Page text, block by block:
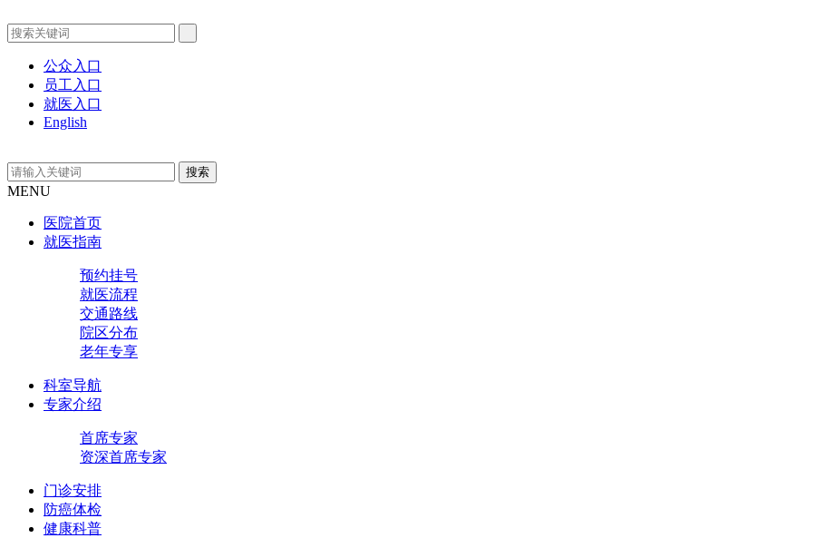
公众入口
员工入口
就医入口
English
MENU
医院首页
就医指南
预约挂号
就医流程
交通路线
院区分布
老年专享
科室导航
专家介绍
首席专家
资深首席专家
门诊安排
防癌体检
健康科普